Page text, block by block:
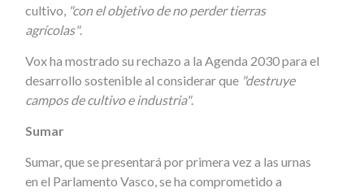
cultivo, "con el objetivo de no perder tierras
agrícolas".
Vox ha mostrado su rechazo a la Agenda 2030 para el
desarrollo sostenible al considerar que "destruye
campos de cultivo e industria".
Sumar
Sumar, que se presentará por primera vez a las urnas
en el Parlamento Vasco, se ha comprometido a